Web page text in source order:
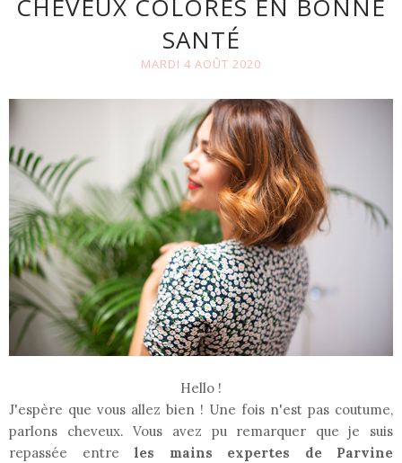
CHEVEUX COLORÉS EN BONNE
SANTÉ
MARDI 4 AOÛT 2020
Hello !
J'espère que vous allez bien ! Une fois n'est pas coutume,
parlons cheveux. Vous avez pu remarquer que je suis
repassée entre les mains expertes de Parvine